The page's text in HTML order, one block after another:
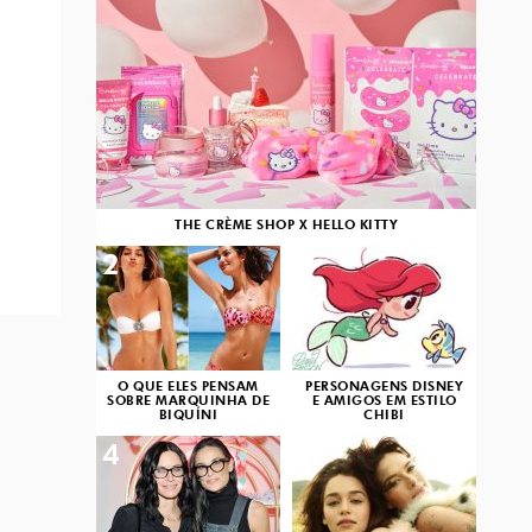
THE CRÈME SHOP X HELLO KITTY
O QUE ELES PENSAM
SOBRE MARQUINHA DE
BIQUÍNI
2
PERSONAGENS DISNEY
E AMIGOS EM ESTILO
CHIBI
3
4